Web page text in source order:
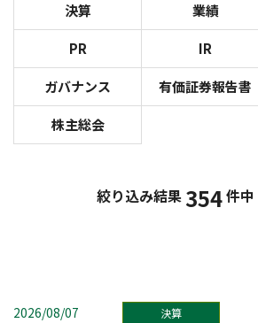
決算 業績
PR IR
ガバナンス 有価証券報告書
株主総会
絞り込み結果 354件中
2026/08/07 決算